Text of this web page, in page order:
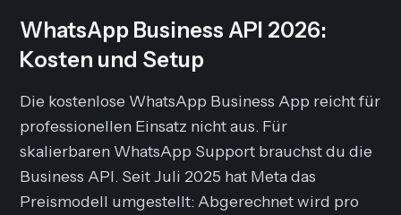
WhatsApp Business API 2026:
Kosten und Setup
Die kostenlose WhatsApp Business App reicht für
professionellen Einsatz nicht aus. Für
skalierbaren WhatsApp Support brauchst du die
Business API. Seit Juli 2025 hat Meta das
Preismodell umgestellt: Abgerechnet wird pro